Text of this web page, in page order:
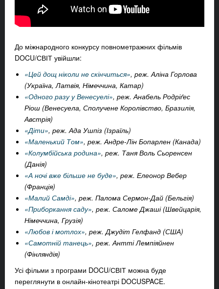
До міжнародного конкурсу повнометражних фільмів
DOCU/СВІТ увійшли:
«Цей дощ ніколи не скінчиться», реж. Аліна Горлова
(Україна, Латвія, Німеччина, Катар)
«Одного разу у Венесуелі», реж. Анабель Родріґес
Ріош (Венесуела, Сполучене Королівство, Бразилія,
Австрія)
«Діти», реж. Ада Ушпіз (Ізраїль)
«Маленький Том», реж. Андре-Лін Бопарлен (Канада)
«Колумбійська родина», реж. Таня Воль Сьоренсен
(Данія)
«А ночі вже більше не буде», реж. Елеонор Вебер
(Франція)
«Малий Самді», реж. Палома Сермон-Дай (Бельгія)
«Приборкання саду», реж. Саломе Джаші (Швейцарія,
Німеччина, Грузія)
«Любов і мотлох», реж. Джудіт Гелфанд (США)
«Самотній танець», реж. Антті Лемпіяйнен
(Фінляндія)
Усі фільми з програми DOCU/СВІТ можна буде
переглянути в онлайн-кінотеатрі DOCUSPACE.